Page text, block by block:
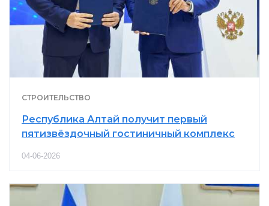
СТРОИТЕЛЬСТВО
Республика Алтай получит первый
пятизвёздочный гостиничный комплекс
04-06-2026